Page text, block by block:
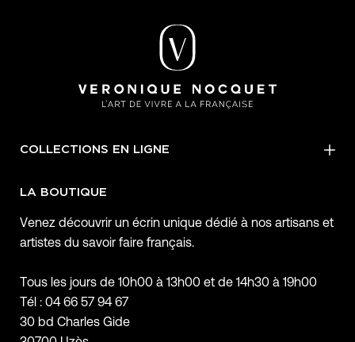
COLLECTIONS EN LIGNE
LA BOUTIQUE
Venez découvrir un écrin unique dédié à nos artisans et
artistes du savoir faire français.
Tous les jours de 10h00 à 13h00 et de 14h30 à 19h00
Tél : 04 66 57 94 67
30 bd Charles Gide